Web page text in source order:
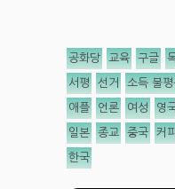
공화당 교육 구글
서평 선거 소득 불
애플 언론 여성 영
일본 종교 중국 커
한국